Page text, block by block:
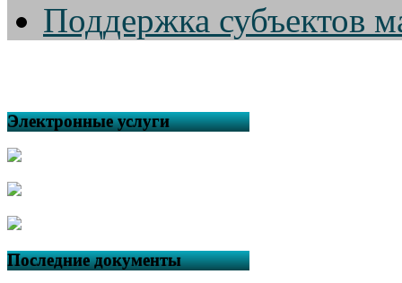
Поддержка субъектов
Электронные услуги
Последние документы